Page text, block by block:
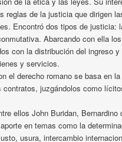
reglas de la justicia que dirigen
Encontró dos tipos de justicia:
Abarcando con ella los
con la distribución del ingreso y
y servicios.
el derecho romano se basa en la
contratos, juzgándolos como
ellos John Buridan, Bernardino
en temas como la
usura, intercambio